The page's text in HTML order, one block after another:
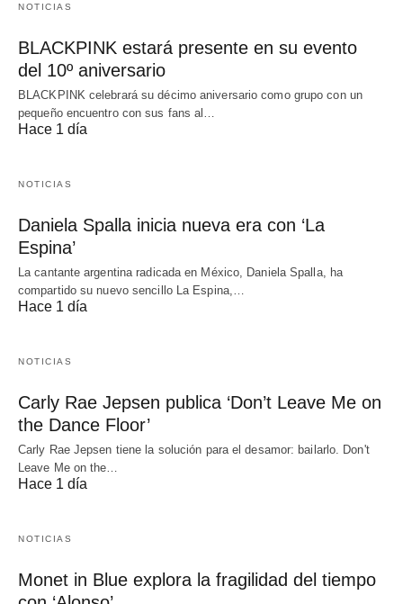
NOTICIAS
BLACKPINK estará presente en su evento
del 10º aniversario
BLACKPINK celebrará su décimo aniversario como grupo con un
pequeño encuentro con sus fans al…
Hace 1 día
NOTICIAS
Daniela Spalla inicia nueva era con ‘La
Espina’
La cantante argentina radicada en México, Daniela Spalla, ha
compartido su nuevo sencillo La Espina,…
Hace 1 día
NOTICIAS
Carly Rae Jepsen publica ‘Don’t Leave Me on
the Dance Floor’
Carly Rae Jepsen tiene la solución para el desamor: bailarlo. Don't
Leave Me on the…
Hace 1 día
NOTICIAS
Monet in Blue explora la fragilidad del tiempo